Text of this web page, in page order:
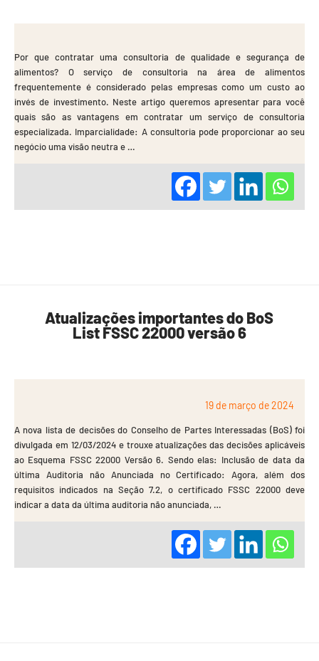
Por que contratar uma consultoria de qualidade e segurança de
alimentos? O serviço de consultoria na área de alimentos
frequentemente é considerado pelas empresas como um custo ao
invés de investimento. Neste artigo queremos apresentar para você
quais são as vantagens em contratar um serviço de consultoria
especializada. Imparcialidade: A consultoria pode proporcionar ao seu
negócio uma visão neutra e …
Atualizações importantes do BoS
List FSSC 22000 versão 6
19 de março de 2024
A nova lista de decisões do Conselho de Partes Interessadas (BoS) foi
divulgada em 12/03/2024 e trouxe atualizações das decisões aplicáveis
ao Esquema FSSC 22000 Versão 6. Sendo elas: Inclusão de data da
última Auditoria não Anunciada no Certificado: Agora, além dos
requisitos indicados na Seção 7.2, o certificado FSSC 22000 deve
indicar a data da última auditoria não anunciada, …